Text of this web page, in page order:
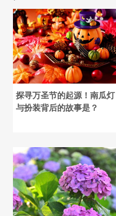
探寻万圣节的起源！南瓜灯
与扮装背后的故事是？